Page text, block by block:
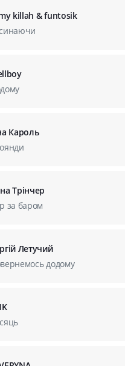
killah & funtosik
Кароль
Трінчер
за баром
Летучий
додому